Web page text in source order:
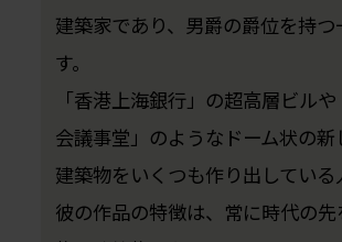
建築家であり、男爵の爵位を持つ
す。
「香港上海銀行」の超高層ビル
会議事堂」のようなドーム状の新
建築物をいくつも作り出している
彼の作品の特徴は、常に時代の